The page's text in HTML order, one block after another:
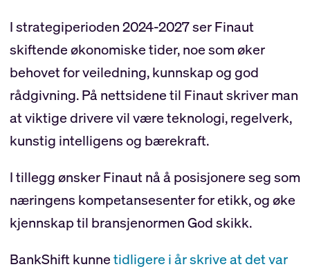
I strategiperioden 2024-2027 ser Finaut
skiftende økonomiske tider, noe som øker
behovet for veiledning, kunnskap og god
rådgivning. På nettsidene til Finaut skriver man
at viktige drivere vil være teknologi, regelverk,
kunstig intelligens og bærekraft.
I tillegg ønsker Finaut nå å posisjonere seg som
næringens kompetansesenter for etikk, og øke
kjennskap til bransjenormen God skikk.
BankShift kunnetidligere i år skrive at det var